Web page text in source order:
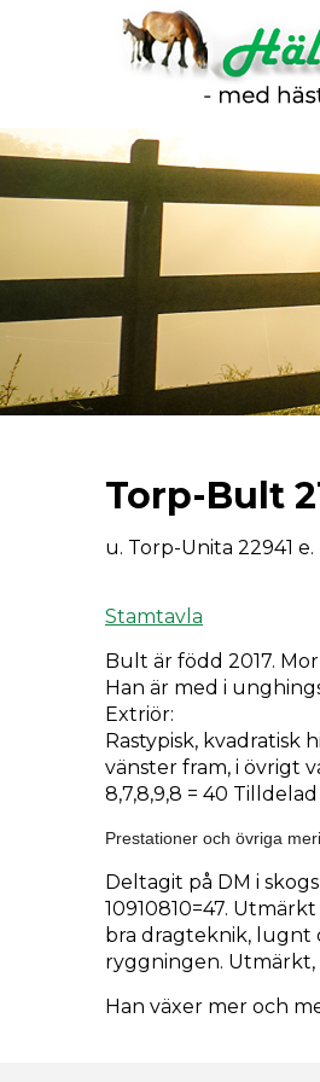
Torp-Bult
u. Torp-Unita 22941 e.
Stamtavla
Bult är född 2017.
Han är med i
Extriör:
Rastypisk, kvadratisk
vänster fram, i övrigt
8,7,8,9,8 = 40
Prestationer och övriga
Deltagit på DM i
10910810=47.
bra dragteknik, lugnt
ryggningen.
Han växer mer och